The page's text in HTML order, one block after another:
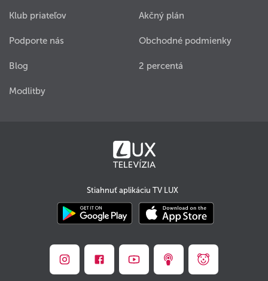
Klub priateľov
Podporte nás
Blog
Modlitby
Akčný plán
Obchodné podmienky
2 percentá
Stiahnuť aplikáciu TV LUX